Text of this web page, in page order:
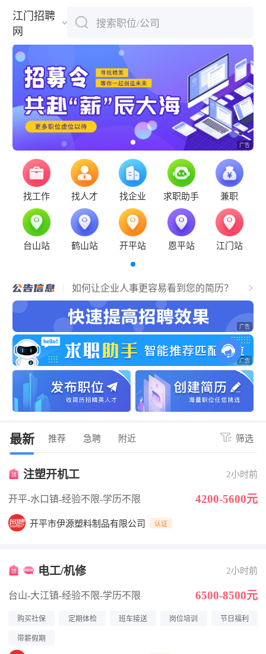
江门招聘
网
搜索职位/公司
下拉刷新
找工作 找人才 找企业 求职助手 兼职
台山站 鹤山站 开平站 恩平站 江门站
江门好工作！
如何让企业人事更容易看到您的简历？
关于招聘企业上传营业执照公告
最新 推荐 急聘 附近 筛选
注塑开机工 2小时前
开平-水口镇-经验不限-学历不限 4200-5600元
开平市伊源塑料制品有限公司 认证
电工/机修 2小时前
台山-大江镇-经验不限-学历不限 6500-8500元
购买社保 定期体检 班车接送 岗位培训 节日福利
带薪假期